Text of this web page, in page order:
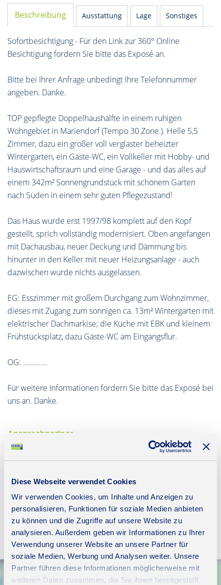
Diese Webseite verwendet Cookies
Wir verwenden Cookies, um Inhalte und Anzeigen zu
personalisieren, Funktionen für soziale Medien anbieten
zu können und die Zugriffe auf unsere Website zu
analysieren. Außerdem geben wir Informationen zu Ihrer
Verwendung unserer Website an unsere Partner für
soziale Medien, Werbung und Analysen weiter. Unsere
Partner führen diese Informationen möglicherweise mit
weiteren Daten zusammen, die Sie ihnen bereitgestellt
Beschreibung Ausstattung Lage Sonstiges
Sofortbesichtigung - Für den Link zur 360° Online
Besichtigung fordern Sie bitte das Exposé an.
Bitte bei Ihrer Anfrage unbedingt Ihre Telefonnummer
angeben. Danke.
TOP gepflegte Doppelhaushälfte in einem ruhigen
Wohngebiet in Mariendorf (Tempo 30 Zone.). Helle 5,5
Zimmer, dazu ein großer voll verglaster beheizter
Wintergarten, ein Gäste-WC, ein Vollkeller mit Hobby- und
Hauswirtschaftsraum und eine Garage - und das alles auf
einem 342m² Sonnengrundstück mit schönem Garten
nach Süden in einem sehr guten Pflegezustand!
Das Haus wurde erst 1997/98 komplett auf den Kopf
gestellt, sprich vollständig modernisiert. Oben angefangen
mit Dachausbau, neuer Deckung und Dämmung bis
hinunter in den Keller mit neuer Heizungsanlage - auch
dazwischen wurde nichts ausgelassen.
EG: Esszimmer mit großem Durchgang zum Wohnzimmer,
dieses mit Zugang zum sonnigen ca. 13m² Wintergarten mit
elektrischer Dachmarkise; die Küche mit EBK und kleinem
Frühstücksplatz, dazu Gäste-WC am Eingangsflur.
OG: ............
Für weitere Informationen fordern Sie bitte das Exposé bei
uns an. Danke.
Ansprechpartner
Telefax: 00493085403933
Mobil: 00491777908570
scholz@scholz-immobilien.de